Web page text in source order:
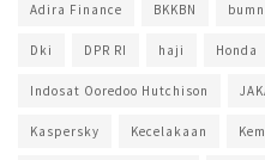
Adira Finance BKKBN bumn
Dki DPR RI haji Honda
Indosat Ooredoo Hutchison
Kaspersky Kecelakaan